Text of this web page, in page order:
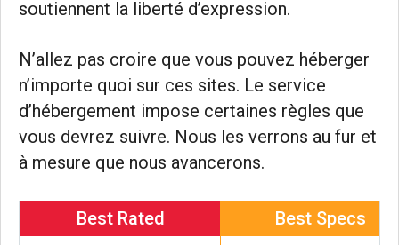
soutiennent la liberté d’expression.
N’allez pas croire que vous pouvez héberger
n’importe quoi sur ces sites. Le service
d’hébergement impose certaines règles que
vous devrez suivre. Nous les verrons au fur et
à mesure que nous avancerons.
Best Rated Best Specs